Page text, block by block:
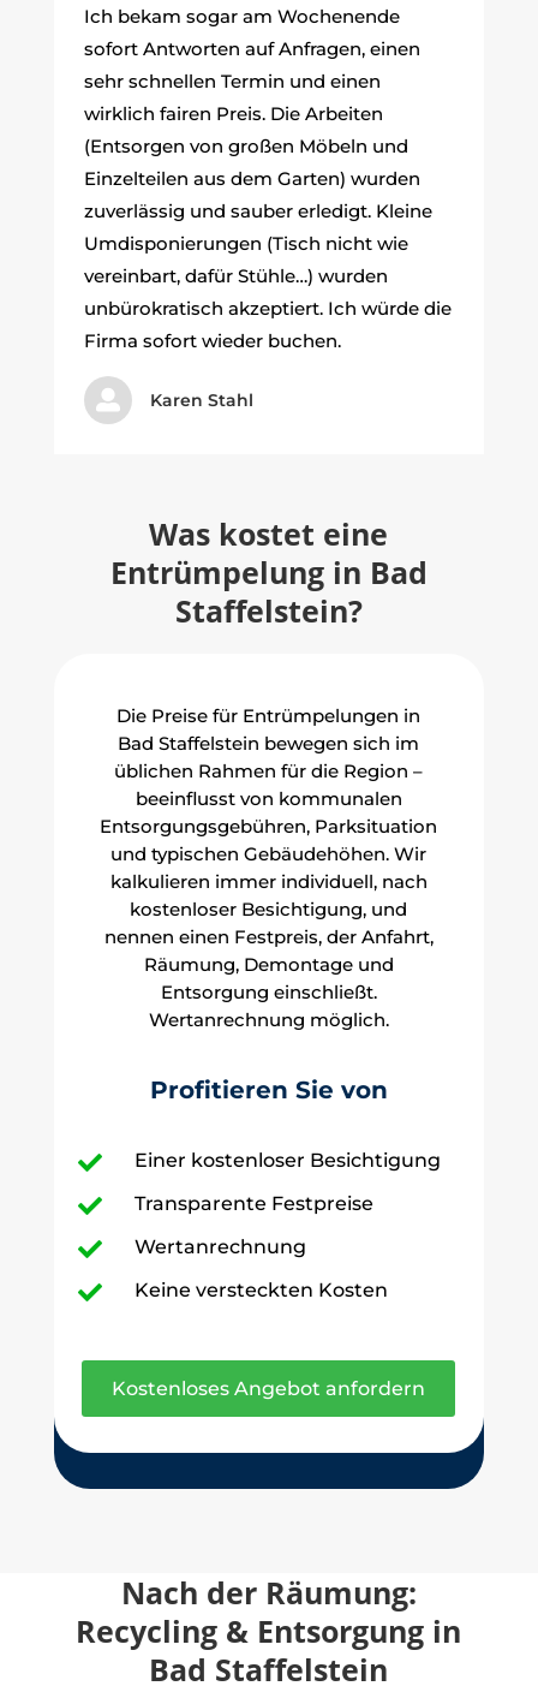
Ich bekam sogar am Wochenende
sofort Antworten auf Anfragen, einen
sehr schnellen Termin und einen
wirklich fairen Preis. Die Arbeiten
(Entsorgen von großen Möbeln und
Einzelteilen aus dem Garten) wurden
zuverlässig und sauber erledigt. Kleine
Umdisponierungen (Tisch nicht wie
vereinbart, dafür Stühle…) wurden
unbürokratisch akzeptiert. Ich würde die
Firma sofort wieder buchen.
 Karen Stahl
Was kostet eine
Entrümpelung in Bad
Staffelstein?
Die Preise für Entrümpelungen in
Bad Staffelstein bewegen sich im
üblichen Rahmen für die Region –
beeinflusst von kommunalen
Entsorgungsgebühren, Parksituation
und typischen Gebäudehöhen. Wir
kalkulieren immer individuell, nach
kostenloser Besichtigung, und
nennen einen Festpreis, der Anfahrt,
Räumung, Demontage und
Entsorgung einschließt.
Wertanrechnung möglich.
Profitieren Sie von
 Einer kostenloser Besichtigung
 Transparente Festpreise
 Wertanrechnung
 Keine versteckten Kosten
Kostenloses Angebot anfordern
Nach der Räumung:
Recycling & Entsorgung in
Bad Staffelstein